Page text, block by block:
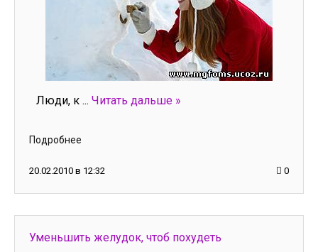
Люди, к ... Читать дальше »
Подробнее
20.02.2010 в 12:32 0
Уменьшить желудок, чтоб похудеть